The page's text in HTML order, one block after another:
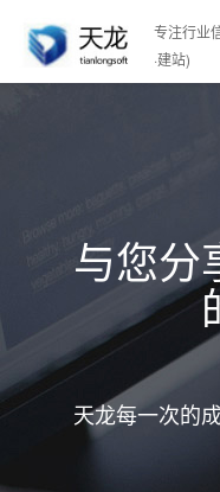
专注行业
·建站)
与您分
天龙每一次的